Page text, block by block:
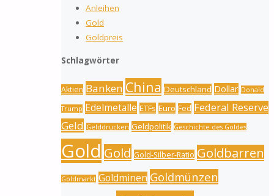
Anleihen
Gold
Goldpreis
Schlagwörter
Aktien Banken China Deutschland Dollar Donald
Trump Edelmetalle ETFs Euro Fed Federal Reserve
Geld Gelddrucken Geldpolitik Geschichte des Goldes
Gold Gold Gold-Silber-Ratio Goldbarren
Goldmarkt Goldminen Goldmünzen